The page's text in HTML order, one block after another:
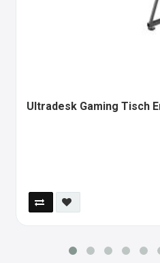
Ultradesk Gaming Tisch